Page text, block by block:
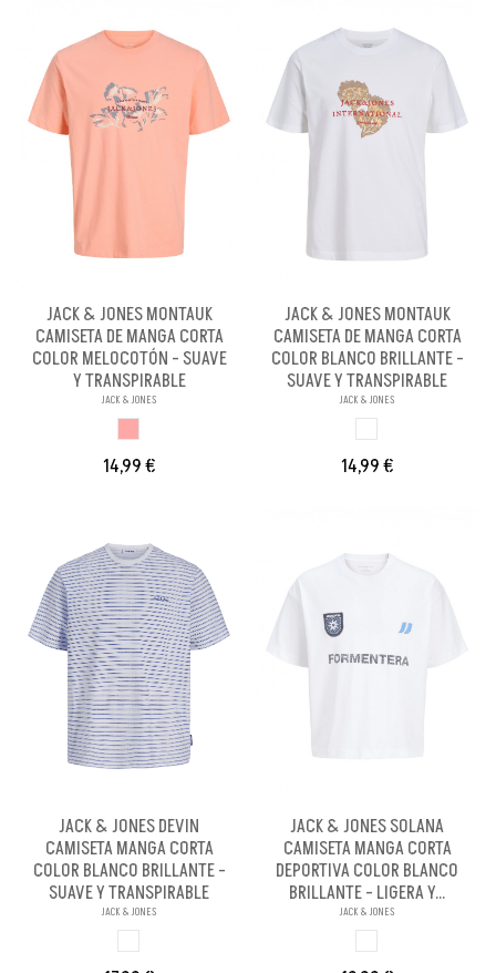
JACK & JONES MONTAUK
CAMISETA DE MANGA CORTA
COLOR MELOCOTÓN - SUAVE
Y TRANSPIRABLE
JACK & JONES
14,99 €
JACK & JONES MONTAUK
CAMISETA DE MANGA CORTA
COLOR BLANCO BRILLANTE -
SUAVE Y TRANSPIRABLE
JACK & JONES
14,99 €
JACK & JONES DEVIN
CAMISETA MANGA CORTA
COLOR BLANCO BRILLANTE -
SUAVE Y TRANSPIRABLE
JACK & JONES
JACK & JONES SOLANA
CAMISETA MANGA CORTA
DEPORTIVA COLOR BLANCO
BRILLANTE - LIGERA Y...
JACK & JONES